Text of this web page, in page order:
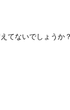
てないでしょうか